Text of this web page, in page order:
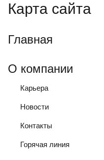
Карта сайта
Главная
О компании
Карьера
Новости
Контакты
Горячая линия